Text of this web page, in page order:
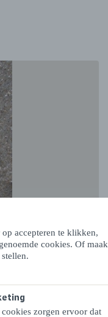
accepteren te klikken,
cookies. Of maak
cookies zorgen ervoor dat